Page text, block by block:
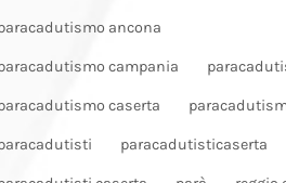
ancona
campania
caserta
paracadutisticaserta